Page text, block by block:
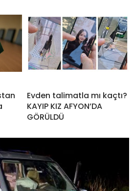
Evden talimatla mı kaçtı?
KAYIP KIZ AFYON’DA
GÖRÜLDÜ